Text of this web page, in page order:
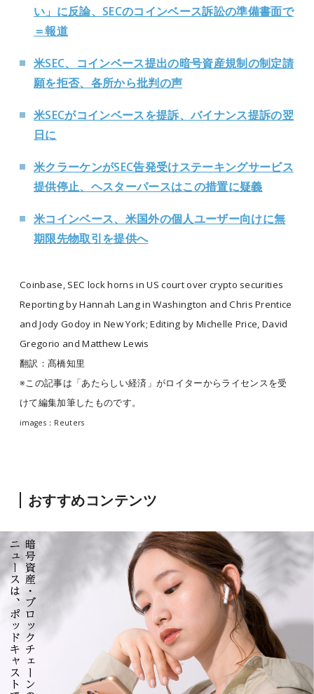
い」に反論、SECのコインベース訴訟の準備書面で
＝報道
米SEC、コインベース提出の暗号資産規制の制定請
願を拒否、各所から批判の声
米SECがコインベースを提訴、バイナンス提訴の翌
日に
米クラーケンがSEC告発受けステーキングサービス
提供停止、ヘスターパースはこの措置に疑義
米コインベース、米国外の個人ユーザー向けに無
期限先物取引を提供へ
Coinbase, SEC lock horns in US court over crypto securities
Reporting by Hannah Lang in Washington and Chris Prentice
and Jody Godoy in New York; Editing by Michelle Price, David
Gregorio and Matthew Lewis
翻訳：髙橋知里
※この記事は「あたらしい経済」がロイターからライセンスを受
けて編集加筆したものです。
images：Reuters
おすすめコンテンツ